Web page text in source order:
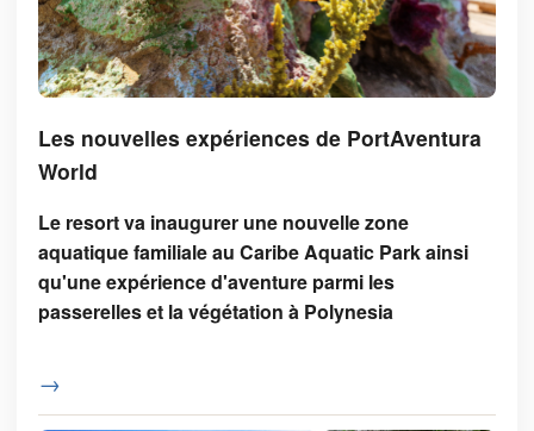
Les nouvelles expériences de PortAventura
World
Le resort va inaugurer une nouvelle zone
aquatique familiale au Caribe Aquatic Park ainsi
qu'une expérience d'aventure parmi les
passerelles et la végétation à Polynesia
→